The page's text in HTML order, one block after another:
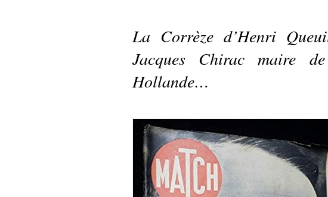
La Corrèze d’Henri
Jacques Chirac maire
Hollande…